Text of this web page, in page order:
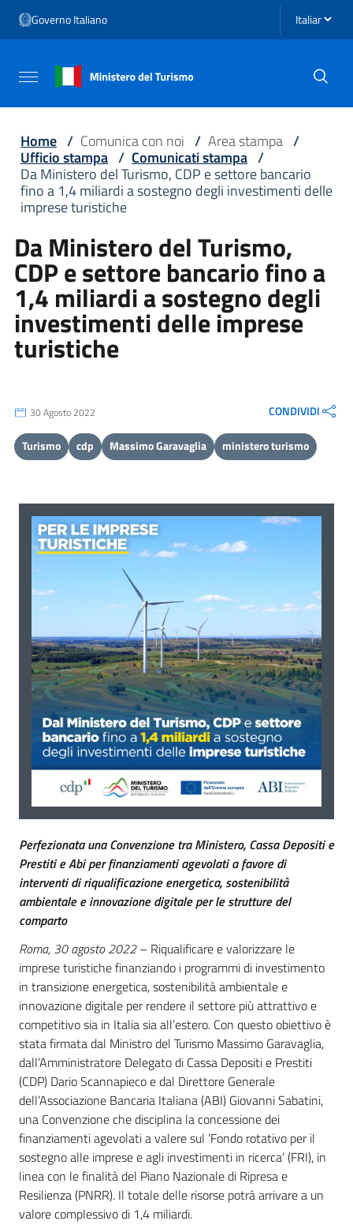
Vai al menu di navigazione
Vai al footer
Governo Italiano Seleziona
Attiva / disattiva la navigazione
Home / Comunica con noi / Area stampa /
Ufficio stampa / Comunicati stampa /
Da Ministero del Turismo, CDP e settore bancario
fino a 1,4 miliardi a sostegno degli investimenti delle
imprese turistiche
Da Ministero del Turismo,
CDP e settore bancario fino a
1,4 miliardi a sostegno degli
investimenti delle imprese
turistiche
30 Agosto 2022 CONDIVIDI
Turismo cdp Massimo Garavaglia ministero turismo
Perfezionata una Convenzione tra Ministero, Cassa Depositi e
Prestiti e Abi per finanziamenti agevolati a favore di
interventi di riqualificazione energetica, sostenibilità
ambientale e innovazione digitale per le strutture del
comparto
Roma, 30 agosto 2022– Riqualificare e valorizzare le
imprese turistiche finanziando i programmi di investimento
in transizione energetica, sostenibilità ambientale e
innovazione digitale per rendere il settore più attrattivo e
competitivo sia in Italia sia all’estero. Con questo obiettivo è
stata firmata dal Ministro del Turismo Massimo Garavaglia,
dall’Amministratore Delegato di Cassa Depositi e Prestiti
(CDP) Dario Scannapieco e dal Direttore Generale
dell’Associazione Bancaria Italiana (ABI) Giovanni Sabatini,
una Convenzione che disciplina la concessione dei
finanziamenti agevolati a valere sul ‘Fondo rotativo per il
sostegno alle imprese e agli investimenti in ricerca’ (FRI), in
linea con le finalità del Piano Nazionale di Ripresa e
Resilienza (PNRR). Il totale delle risorse potrà arrivare a un
valore complessivo di 1,4 miliardi.